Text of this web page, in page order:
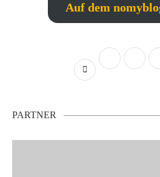
Auf dem
PARTNER